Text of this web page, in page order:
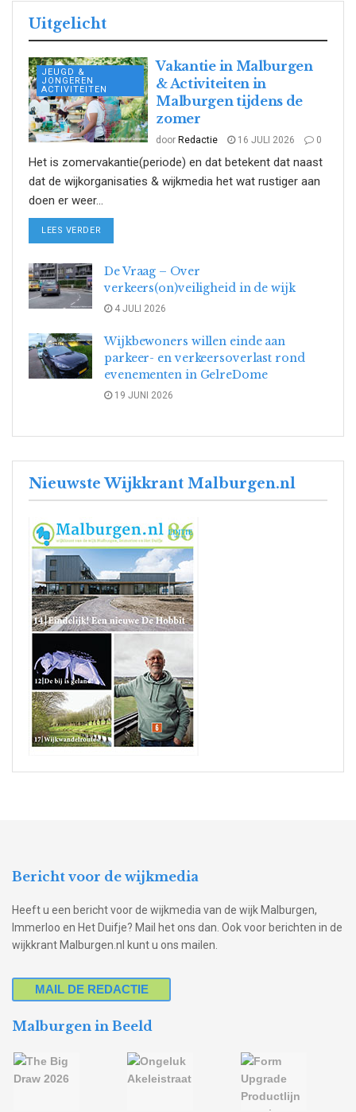
Uitgelicht
JEUGD &
JONGEREN
ACTIVITEITEN
Vakantie in Malburgen
& Activiteiten in
Malburgen tijdens de
zomer
door Redactie 16 JULI 2026 0
Het is zomervakantie(periode) en dat betekent dat naast
dat de wijkorganisaties & wijkmedia het wat rustiger aan
doen er weer...
LEES VERDER
De Vraag – Over
verkeers(on)veiligheid in de wijk
4 JULI 2026
Wijkbewoners willen einde aan
parkeer- en verkeersoverlast rond
evenementen in GelreDome
19 JUNI 2026
Nieuwste Wijkkrant Malburgen.nl
Bericht voor de wijkmedia
Heeft u een bericht voor de wijkmedia van de wijk Malburgen,
Immerloo en Het Duifje? Mail het ons dan. Ook voor berichten in de
wijkkrant Malburgen.nl kunt u ons mailen.
MAIL DE REDACTIE
Malburgen in Beeld